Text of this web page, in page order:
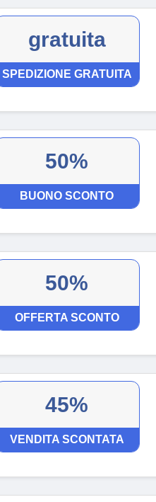
gratuita
SPEDIZIONE GRATUITA
50%
BUONO SCONTO
50%
OFFERTA SCONTO
45%
VENDITA SCONTATA